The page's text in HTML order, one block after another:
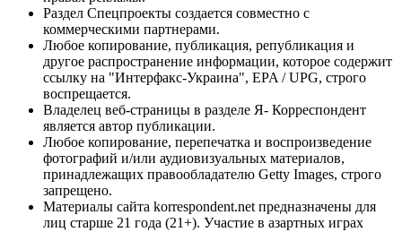
Раздел Спецпроекты создается совместно с
коммерческими партнерами.
Любое копирование, публикация, републикация и
другое распространение информации, которое содержит
ссылку на "Интерфакс-Украина", EPA / UPG, строго
воспрещается.
Владелец веб-страницы в разделе Я- Корреспондент
является автор публикации.
Любое копирование, перепечатка и воспроизведение
фотографий и/или аудиовизуальных материалов,
принадлежащих правообладателю Getty Images, строго
запрещено.
Материалы сайта korrespondent.net предназначены для
лиц старше 21 года (21+). Участие в азартных играх